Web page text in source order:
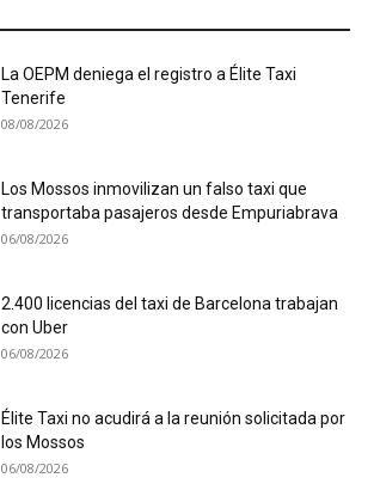
La OEPM deniega el registro a Élite Taxi
Tenerife
08/08/2026
Los Mossos inmovilizan un falso taxi que
transportaba pasajeros desde Empuriabrava
06/08/2026
2.400 licencias del taxi de Barcelona trabajan
con Uber
06/08/2026
Élite Taxi no acudirá a la reunión solicitada por
los Mossos
06/08/2026